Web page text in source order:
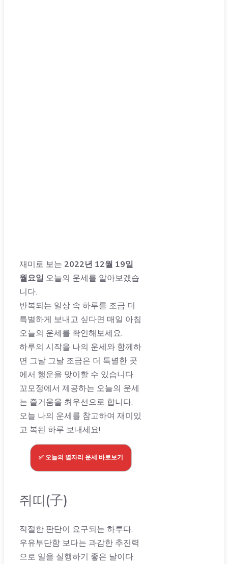
재미로 보는 2022년 12월 19일
월요일 오늘의 운세를 알아보겠습
니다.
반복되는 일상 속 하루를 조금 더
특별하게 보내고 싶다면 매일 아침
오늘의 운세를 확인해보세요.
하루의 시작을 나의 운세와 함께하
면 그날 그날 조금은 더 특별한 곳
에서 행운을 맞이할 수 있습니다.
꼬모정에서 제공하는 오늘의 운세
는 즐거움을 최우선으로 합니다.
오늘 나의 운세를 참고하여 재미있
고 복된 하루 보내세요!
✅ 오늘의 별자리 운세 바로보기
쥐띠(子)
적절한 판단이 요구되는 하루다.
우유부단함 보다는 과감한 추진력
으로 일을 실행하기 좋은 날이다.